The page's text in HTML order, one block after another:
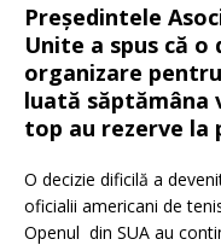
Președintele
Unite a spus că o
organizare
luată săptămâna
top au rezerve la
O decizie dificilă a
oficialii americani de
Openul din SUA au